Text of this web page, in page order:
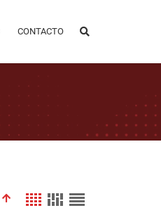
CONTACTO